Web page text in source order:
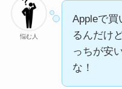
悩む人
Appleで買
るんだけ
っちが安
な！